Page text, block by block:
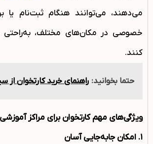
می‌دهند، می‌توانند هنگام ثبت‌نام یا
خصوصی در مکان‌های مختلف، به‌راحتی
کنند.
حتما بخوانید: راهنمای خرید کارتخوان از
ویژگی‌های مهم کارتخوان برای مراکز آموزشی
۱. امکان جابه‌جایی آسان